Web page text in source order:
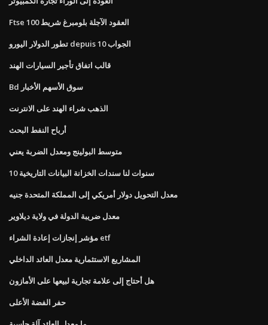
Ftse 100 العقود الآجلة بلومبرغ شريط
تطور الدولار اليورو depuis 10 الجواب
قالب اتفاق تأجير السيارات الهند
Bd سوق الأسهم الأخبار
الذهب شراء الهند على الانترنت
أرباح النفط البحث
متوسط ​​البولينج ومعدل الضربة يعني
10 سنوات لنا سندات الخزانة البيانات التاريخية
معدل التحويل دولار أمريكي إلى المملكة المتحدة جنيه
معدل ضريبة الدولة في ولاية ديلاوير
مؤشر إنجازات إعادة الشراء etf
المشاريع الاستثمارية معدل العائد الداخلي
هل أحتاج إلى علامة تجارية لبيعها على الأمازون
حفر الفضة الأعلى